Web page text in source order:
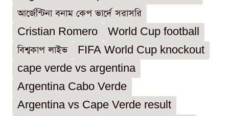
আর্জেন্টিনা বনাম কেপ ভার্দে সরাসরি
Cristian Romero
World Cup football
বিশ্বকাপ লাইভ
FIFA World Cup knockout
cape verde vs argentina
Argentina Cabo Verde
Argentina vs Cape Verde result